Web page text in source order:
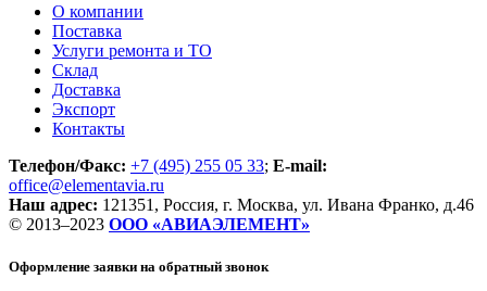
О компании
Поставка
Услуги ремонта и ТО
Склад
Доставка
Экспорт
Контакты
Телефон/Факс: +7 (495) 255 05 33; E-mail:
office@elementavia.ru
Наш адрес: 121351, Россия, г. Москва, ул. Ивана Франко, д.46
© 2013–2023 ООО «АВИАЭЛЕМЕНТ»
Оформление заявки на обратный звонок